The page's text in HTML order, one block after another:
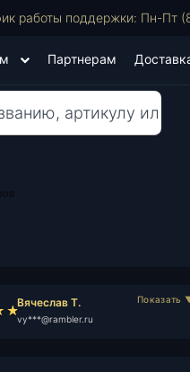
работы поддержки: Пн-Пт
Партнерам
Вячеслав Т.
vy***@rambler.ru